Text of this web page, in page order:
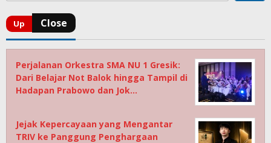
Perjalanan Orkestra SMA NU 1 Gresik:
Dari Belajar Not Balok hingga Tampil di
Hadapan Prabowo dan Jok…
Jejak Kepercayaan yang Mengantar
TRIV ke Panggung Penghargaan